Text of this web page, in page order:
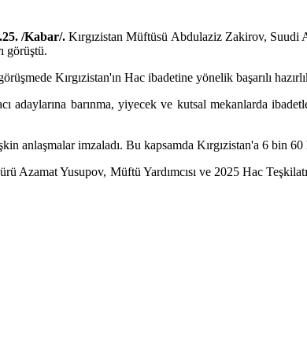
/Kabar/. Kırgızistan Müftüsü Abdulaziz Zakirov, Suudi
görüştü.
Kırgızistan'ın Hac ibadetine yönelik başarılı
adaylarına barınma, yiyecek ve kutsal mekanlarda
anlaşmalar imzaladı. Bu kapsamda Kırgızistan'a 6 bin 60
Azamat Yusupov, Müftü Yardımcısı ve 2025 Hac